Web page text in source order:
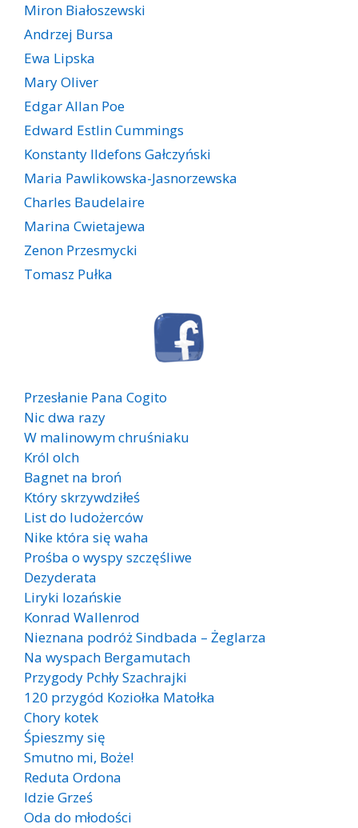
Miron Białoszewski
Andrzej Bursa
Ewa Lipska
Mary Oliver
Edgar Allan Poe
Edward Estlin Cummings
Konstanty Ildefons Gałczyński
Maria Pawlikowska-Jasnorzewska
Charles Baudelaire
Marina Cwietajewa
Zenon Przesmycki
Tomasz Pułka
Przesłanie Pana Cogito
Nic dwa razy
W malinowym chruśniaku
Król olch
Bagnet na broń
Który skrzywdziłeś
List do ludożerców
Nike która się waha
Prośba o wyspy szczęśliwe
Dezyderata
Liryki lozańskie
Konrad Wallenrod
Nieznana podróż Sindbada – Żeglarza
Na wyspach Bergamutach
Przygody Pchły Szachrajki
120 przygód Koziołka Matołka
Chory kotek
Śpieszmy się
Smutno mi, Boże!
Reduta Ordona
Idzie Grześ
Oda do młodości